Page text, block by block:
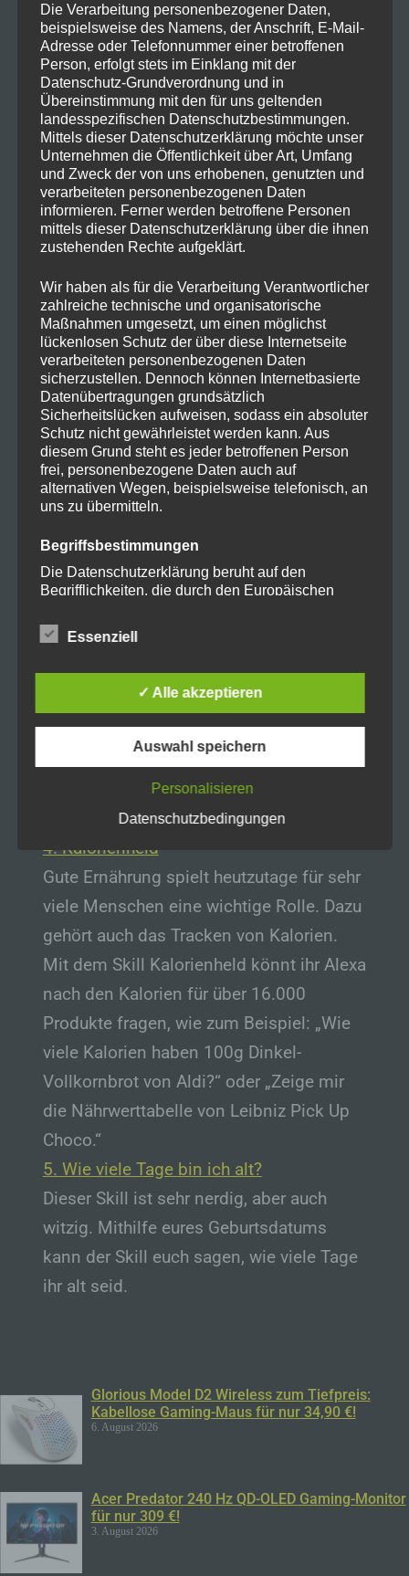
(Funktioniert nur auf Android) Damit der
Skill funktioniert, braucht ihr die Phone
Finder for Alexa App auf eurem
HandyZur App
2.Abfallkalender
Jeder hatte schon mal diese Situation.
Egal, ob man mit der Familie wohnt oder
in der eigenen Wohnung, immer wieder
heute noch mal dran?“
Mit dem Skill „Abfallkalender“ könnt ihr
eure Zeiten für die verschiedenen Abfälle
eintragen und euch von Alexa erinnern
lassen. So geht’s!
1. Aktiviert den Abfallkalender-Skill in der
Alexa-App.
Danach wird euch Alexa einen
mankei.eu/abfallkalender/
müsst. Auf der Seite müsst ihr dann eure
kann euch Alexa immer daran erinnern.
3.Spritpreise
Mit dem Spritpreise-Skill könnt ihr die
günstigsten Spritpreise in eurer
Umgebung erfahren. In Zeiten, in denen
die Preise immer weiter steigen, sehr
4. Kalorienheld
Gute Ernährung spielt heutzutage für sehr
viele Menschen eine wichtige Rolle. Dazu
gehört auch das Tracken von Kalorien.
Mit dem Skill Kalorienheld könnt ihr Alexa
nach den Kalorien für über 16.000
Produkte fragen, wie zum Beispiel: „Wie
viele Kalorien haben 100g Dinkel-
Vollkornbrot von Aldi?“ oder „Zeige mir
die Nährwerttabelle von Leibniz Pick Up
Choco.“
5. Wie viele Tage bin ich alt?
Dieser Skill ist sehr nerdig, aber auch
witzig. Mithilfe eures Geburtsdatums
kann der Skill euch sagen, wie viele Tage
ihr alt seid.
Glorious Model D2 Wireless zum Tiefpreis:
Kabellose Gaming-Maus für nur 34,90 €!
6. August 2026
Acer Predator 240 Hz QD-OLED Gaming-Monitor
für nur 309 €!
3. August 2026
Die Verarbeitung personenbezogener Daten,
beispielsweise des Namens, der Anschrift, E-Mail-
Adresse oder Telefonnummer einer betroffenen
Person, erfolgt stets im Einklang mit der
Datenschutz-Grundverordnung und in
Übereinstimmung mit den für uns geltenden
landesspezifischen Datenschutzbestimmungen.
Mittels dieser Datenschutzerklärung möchte unser
Unternehmen die Öffentlichkeit über Art, Umfang
und Zweck der von uns erhobenen, genutzten und
verarbeiteten personenbezogenen Daten
informieren. Ferner werden betroffene Personen
mittels dieser Datenschutzerklärung über die ihnen
zustehenden Rechte aufgeklärt.
Wir haben als für die Verarbeitung Verantwortlicher
zahlreiche technische und organisatorische
Maßnahmen umgesetzt, um einen möglichst
lückenlosen Schutz der über diese Internetseite
verarbeiteten personenbezogenen Daten
sicherzustellen. Dennoch können Internetbasierte
Datenübertragungen grundsätzlich
Sicherheitslücken aufweisen, sodass ein absoluter
Schutz nicht gewährleistet werden kann. Aus
diesem Grund steht es jeder betroffenen Person
frei, personenbezogene Daten auch auf
alternativen Wegen, beispielsweise telefonisch, an
uns zu übermitteln.
Begriffsbestimmungen
Die Datenschutzerklärung beruht auf den
Begrifflichkeiten, die durch den Europäischen
der Datenschutz-Grundverordnung (DS-GVO)
verwendet wurden. Unsere Datenschutzerklärung
lesbar und verständlich sein. Um dies zu
gewährleisten, möchten wir vorab die verwendeten
unter anderem die folgenden Begriffe:
Personenbezogene Daten sind alle
Informationen, die sich auf eine identifizierte
oder identifizierbare natürliche Person (im
Folgenden „betroffene Person") beziehen.
Als identifizierbar wird eine natürliche
insbesondere mittels Zuordnung zu einer
Kennung wie einem Namen, zu einer
Online-Kennung oder zu einem oder
mehreren besonderen Merkmalen, die
Ausdruck der physischen, physiologischen,
genetischen, psychischen, wirtschaftlichen,
natürlichen Person sind, identifiziert werden
kann.
b) betroffene Person
Betroffene Person ist jede identifizierte oder
identifizierbare natürliche Person, deren
personenbezogene Daten von dem für die
Verarbeitung Verantwortlichen verarbeitet
Zusammenhang mit personenbezogenen
Daten wie das Erheben, das Erfassen, die
Organisation, das Ordnen, die Speicherung,
Auslesen, das Abfragen, die Verwendung,
Verbreitung oder eine andere Form der
Bereitstellung, den Abgleich oder die
Verknüpfung, die Einschränkung, das
Essenziell
✓ Alle akzeptieren
Auswahl speichern
Personalisieren
Datenschutzbedingungen